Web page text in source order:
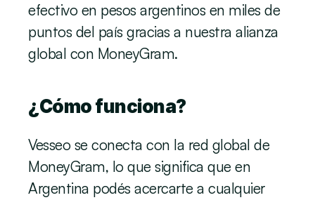
efectivo en pesos argentinos en miles de
puntos del país gracias a nuestra alianza
global con MoneyGram.
¿Cómo funciona?
Vesseo se conecta con la red global de
MoneyGram, lo que significa que en
Argentina podés acercarte a cualquier